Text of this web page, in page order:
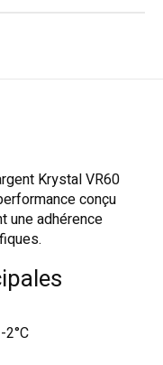
Krystal VR60
conçu
une adhérence
2°C